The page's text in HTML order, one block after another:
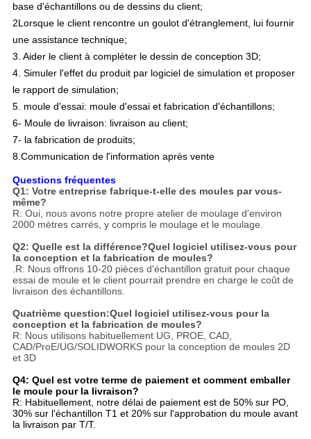
base d'échantillons ou de dessins du client;
2Lorsque le client rencontre un goulot d'étranglement, lui fournir
une assistance technique;
3. Aider le client à compléter le dessin de conception 3D;
4. Simuler l'effet du produit par logiciel de simulation et proposer
le rapport de simulation;
5. moule d'essai: moule d'essai et fabrication d'échantillons;
6- Moule de livraison: livraison au client;
7- la fabrication de produits;
8.Communication de l'information après vente
Questions fréquentes
Q1: Votre entreprise fabrique-t-elle des moules par vous-
même?
R: Oui, nous avons notre propre atelier de moulage d'environ
2000 mètres carrés, y compris le moulage et le moulage.
Q2: Quelle est la différence?Quel logiciel utilisez-vous pour
la conception et la fabrication de moules?
.R: Nous offrons 10-20 pièces d'échantillon gratuit pour chaque
essai de moule et le client pourrait prendre en charge le coût de
livraison des échantillons.
Quatrième question:Quel logiciel utilisez-vous pour la
conception et la fabrication de moules?
R: Nous utilisons habituellement UG, PROE, CAD,
CAD/ProE/UG/SOLIDWORKS pour la conception de moules 2D
et 3D
Q4: Quel est votre terme de paiement et comment emballer
le moule pour la livraison?
R: Habituellement, notre délai de paiement est de 50% sur PO,
30% sur l'échantillon T1 et 20% sur l'approbation du moule avant
la livraison par T/T.